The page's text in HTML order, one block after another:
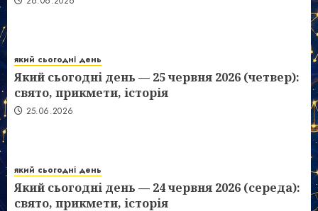
який сьогодні день
Який сьогодні день — 25 червня 2026 (четвер):
свято, прикмети, історія
25.06.2026
який сьогодні день
Який сьогодні день — 24 червня 2026 (середа):
свято, прикмети, історія